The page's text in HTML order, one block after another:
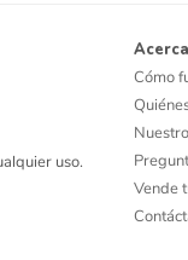
uso.
Cómo
Vende